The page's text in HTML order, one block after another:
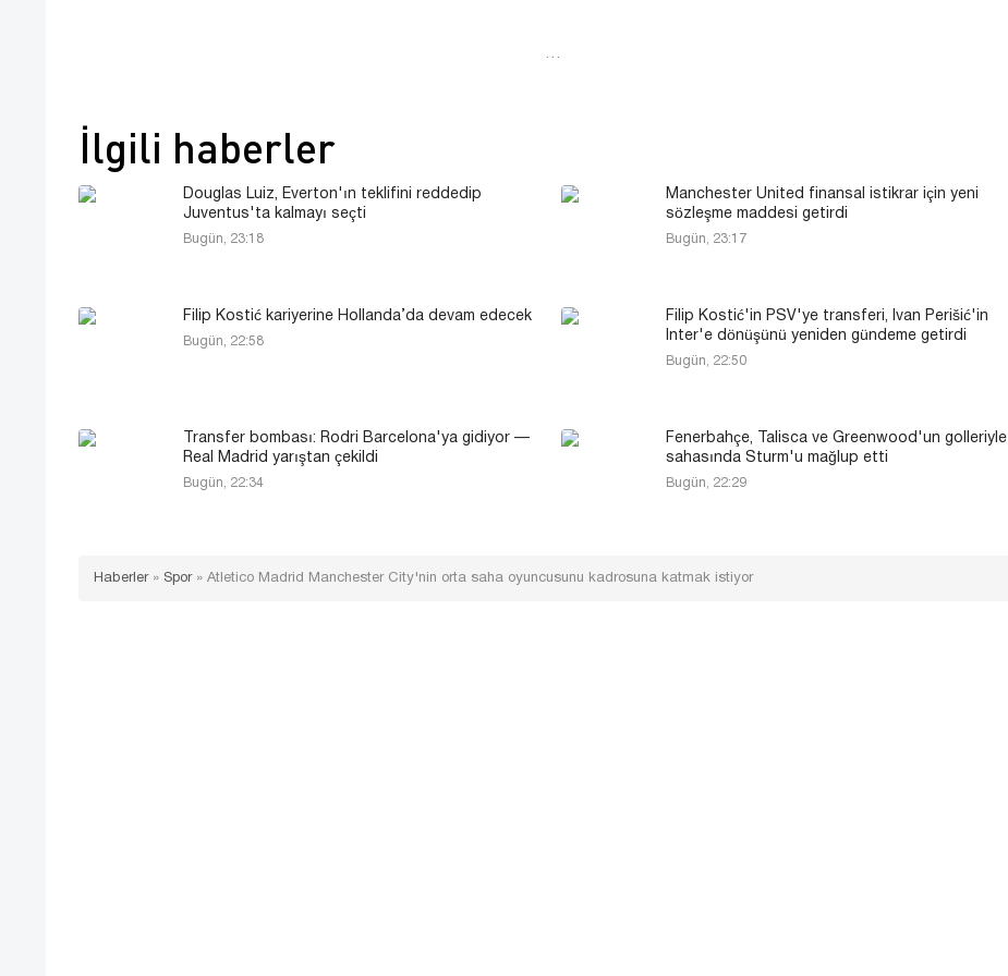
…
İlgili haberler
Douglas Luiz, Everton'ın teklifini reddedip
Juventus'ta kalmayı seçti
Bugün, 23:18
Manchester United finansal istikrar için yeni
sözleşme maddesi getirdi
Bugün, 23:17
Filip Kostić kariyerine Hollanda’da devam edecek
Bugün, 22:58
Filip Kostić'in PSV'ye transferi, Ivan Perišić'in
Inter'e dönüşünü yeniden gündeme getirdi
Bugün, 22:50
Transfer bombası: Rodri Barcelona'ya gidiyor —
Real Madrid yarıştan çekildi
Bugün, 22:34
Fenerbahçe, Talisca ve Greenwood'un golleriyle
sahasında Sturm'u mağlup etti
Bugün, 22:29
Haberler» Spor» Atletico Madrid Manchester City'nin orta saha oyuncusunu kadrosuna katmak istiyor